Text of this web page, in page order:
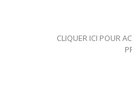
CLIQUER ICI POUR